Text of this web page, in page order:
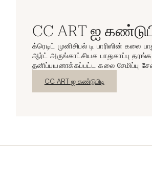
CC ART ஐ
க்ரெடிட் முனிசிபல் டி பாரிஸின் கலை
ஆர்ட் அருங்காட்சியக பாதுகாப்பு
தனிப்பயனாக்கப்பட்ட கலை சேமிப்பு
புதிய சாளரம்
CC ART ஐ கண்டுபிடி